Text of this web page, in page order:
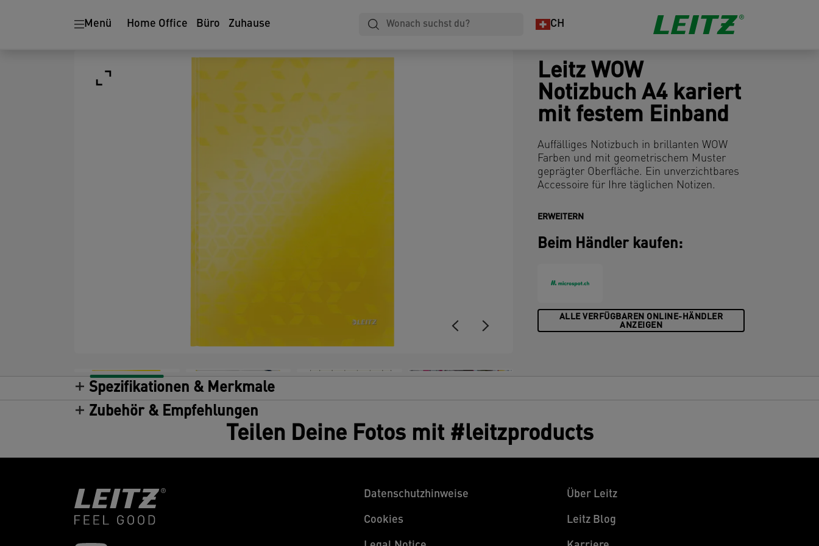
Menü Home Office Büro Zuhause CH
Leitz WOW
Notizbuch A4 kariert
mit festem Einband
Auffälliges Notizbuch in brillanten WOW
Farben und mit geometrischem Muster
geprägter Oberfläche. Ein unverzichtbares
Accessoire für Ihre täglichen Notizen.
ERWEITERN
Beim Händler kaufen:
ALLE VERFÜGBAREN ONLINE-HÄNDLER
ANZEIGEN
Spezifikationen & Merkmale
Zubehör & Empfehlungen
Teilen Deine Fotos mit #leitzproducts
Datenschutzhinweise
Cookies
Über Leitz
Leitz Blog